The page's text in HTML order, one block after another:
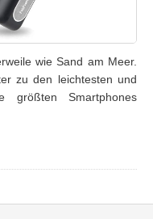
wie Sand am Meer.
zu den leichtesten und
größten Smartphones